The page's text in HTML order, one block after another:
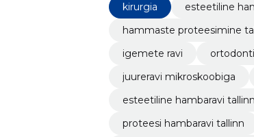
kirurgia esteetiline
hammaste proteesimine
igemete ravi
juureravi mikroskoobiga
esteetiline hambaravi tallinn
proteesi hambaravi tallinn